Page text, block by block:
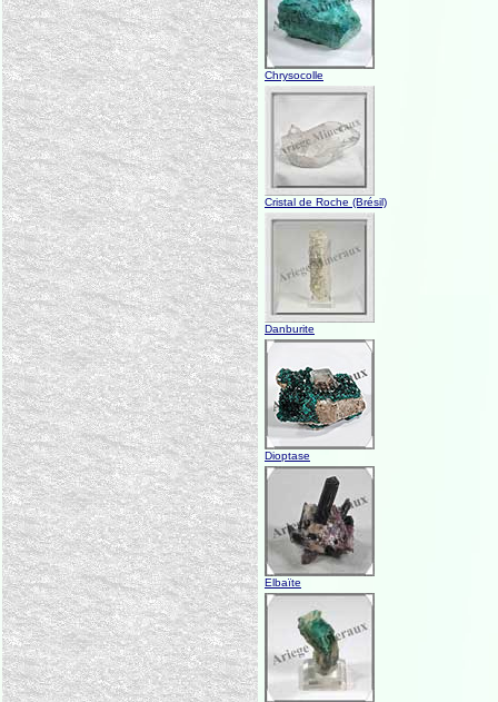
Chrysocolle
Cristal de Roche (Brésil)
Danburite
Dioptase
Elbaïte